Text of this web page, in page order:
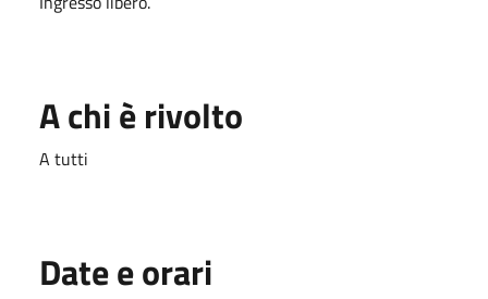
A chi è rivolto
A tutti
Date e orari